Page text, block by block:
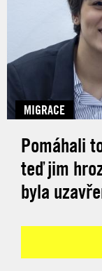
MIGRACE
Pomáhali
teď jim
byla